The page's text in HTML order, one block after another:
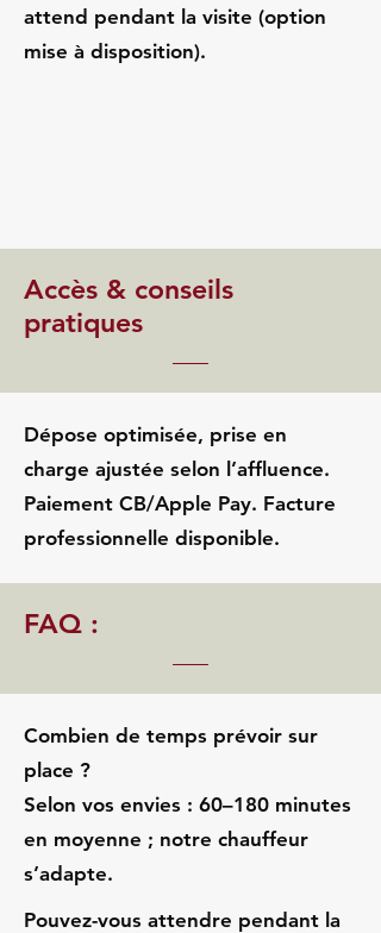
attend pendant la visite (option
mise à disposition).
Accès & conseils
pratiques
Dépose optimisée, prise en
charge ajustée selon l’affluence.
Paiement CB/Apple Pay. Facture
professionnelle disponible.
FAQ :
Combien de temps prévoir sur
place ?
Selon vos envies : 60–180 minutes
en moyenne ; notre chauffeur
s’adapte.
Pouvez-vous attendre pendant la